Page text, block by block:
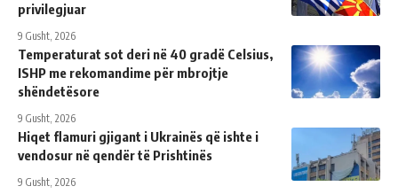
privilegjuar
9 Gusht, 2026
Temperaturat sot deri në 40 gradë Celsius,
ISHP me rekomandime për mbrojtje
shëndetësore
9 Gusht, 2026
Hiqet flamuri gjigant i Ukrainës që ishte i
vendosur në qendër të Prishtinës
9 Gusht, 2026